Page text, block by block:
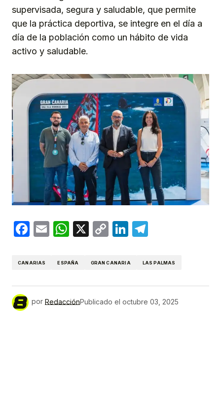
supervisada, segura y saludable, que permite
que la práctica deportiva, se integre en el día a
día de la población como un hábito de vida
activo y saludable.
Facebook
EmailWhatsApp
X
CopyLinkedIn
CANARIAS ESPAÑA GRAN CANARIA LAS PALMAS
por RedacciónPublicado el octubre 03, 2025